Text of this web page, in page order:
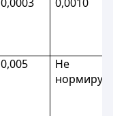
0,005
Не